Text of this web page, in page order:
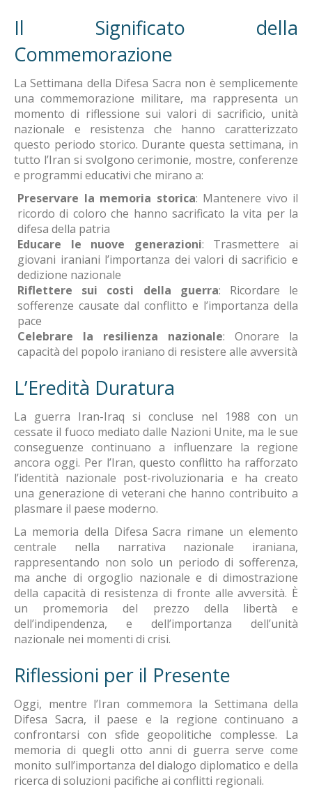
Il Significato della
Commemorazione
La Settimana della Difesa Sacra non è semplicemente
una commemorazione militare, ma rappresenta un
momento di riflessione sui valori di sacrificio, unità
nazionale e resistenza che hanno caratterizzato
questo periodo storico. Durante questa settimana, in
tutto l’Iran si svolgono cerimonie, mostre, conferenze
e programmi educativi che mirano a:
Preservare la memoria storica: Mantenere vivo il
ricordo di coloro che hanno sacrificato la vita per la
difesa della patria
Educare le nuove generazioni: Trasmettere ai
giovani iraniani l’importanza dei valori di sacrificio e
dedizione nazionale
Riflettere sui costi della guerra: Ricordare le
sofferenze causate dal conflitto e l’importanza della
pace
Celebrare la resilienza nazionale: Onorare la
capacità del popolo iraniano di resistere alle avversità
L’Eredità Duratura
La guerra Iran-Iraq si concluse nel 1988 con un
cessate il fuoco mediato dalle Nazioni Unite, ma le sue
conseguenze continuano a influenzare la regione
ancora oggi. Per l’Iran, questo conflitto ha rafforzato
l’identità nazionale post-rivoluzionaria e ha creato
una generazione di veterani che hanno contribuito a
plasmare il paese moderno.
La memoria della Difesa Sacra rimane un elemento
centrale nella narrativa nazionale iraniana,
rappresentando non solo un periodo di sofferenza,
ma anche di orgoglio nazionale e di dimostrazione
della capacità di resistenza di fronte alle avversità. È
un promemoria del prezzo della libertà e
dell’indipendenza, e dell’importanza dell’unità
nazionale nei momenti di crisi.
Riflessioni per il Presente
Oggi, mentre l’Iran commemora la Settimana della
Difesa Sacra, il paese e la regione continuano a
confrontarsi con sfide geopolitiche complesse. La
memoria di quegli otto anni di guerra serve come
monito sull’importanza del dialogo diplomatico e della
ricerca di soluzioni pacifiche ai conflitti regionali.